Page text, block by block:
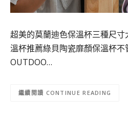
超美的莫蘭迪色保溫杯三種尺
溫杯推薦綠貝陶瓷靡顏保溫杯
OUTDOO…
CONTINUE READING